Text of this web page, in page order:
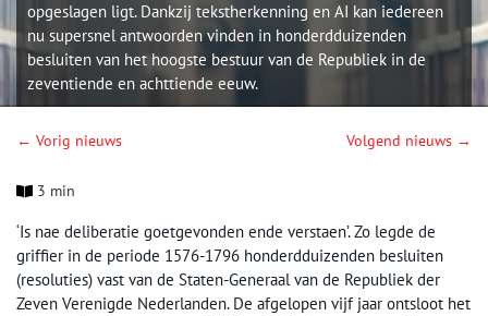
opgeslagen ligt. Dankzij tekstherkenning en AI kan iedereen
nu supersnel antwoorden vinden in honderdduizenden
besluiten van het hoogste bestuur van de Republiek in de
zeventiende en achttiende eeuw.
← Vorig nieuws Volgend nieuws →
3 min
‘Is nae deliberatie goetgevonden ende verstaen’. Zo legde de
griffier in de periode 1576-1796 honderdduizenden besluiten
(resoluties) vast van de Staten-Generaal van de Republiek der
Zeven Verenigde Nederlanden. De afgelopen vijf jaar ontsloot het